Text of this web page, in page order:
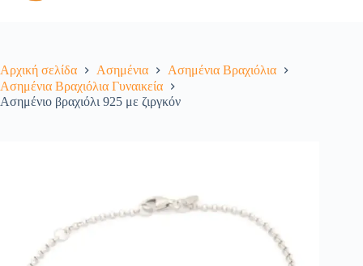
Αρχική σελίδα Ασημένια
Ασημένια Βραχιόλια
Ασημένια Βραχιόλια Γυναικεία
Ασημένιο βραχιόλι 925 με ζιργκόν